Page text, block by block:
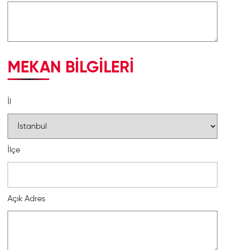
MEKAN BİLGİLERİ
İl
İlçe
Açık Adres